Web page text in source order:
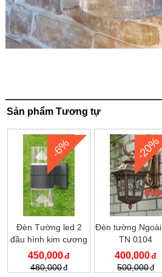
Sản phẩm Tương tự
-6%
Đèn Tường led 2
đầu hình kim cương
TN301
450,000
480,000
-20%
Đèn tường
TN 0104
400,000
500,000